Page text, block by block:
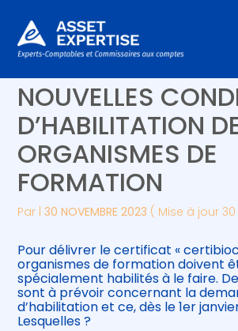
Aller
au
Créer et reprendre une activité
Gérer votre quotidien
Piloter votre entreprise
Développer votre entreprise
Construire votre patrimoine
Être prêt pour la facturation
électronique
Piloter votre gestion
Suivre votre comptabilité
Gérer vos ressources humaines
CERTIBIOCIDE : DE
NOUVELLES
D’HABILITATION
ORGANISMES DE
FORMATION
Par |30 NOVEMBRE 2023 ( Mise à jour
Pour délivrer le certificat «
organismes de formation doivent
spécialement habilités à le faire.
sont à prévoir concernant la
d’habilitation et ce, dès le 1er
Lesquelles ?